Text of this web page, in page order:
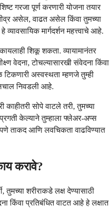
गरजा पूर्ण करणारी योजना तयार
असेल, वाढत असेल किंवा तुमच्या
मार्गदर्शन महत्त्वाचे आहे.
शिकू शकता. व्यायामानंतर
वेदना, टोचल्यासारखी संवेदना किंवा
टिकणारी अस्वस्थता म्हणजे तुम्ही
निवडली आहे.
काहीतरी सोपे वाटले तरी, तुमच्या
केल्याने तुम्हाला फ्लेअर-अप्स
ताकद आणि लवचिकता वाढविण्यात
करावे?
तुमच्या शरीराकडे लक्ष देण्यासाठी
किंवा प्रतिबंधित वाटत आहे हे लक्षात